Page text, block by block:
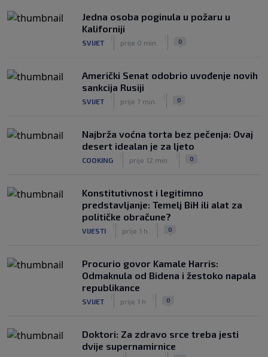
se pitaju gdje je i šta radi (VIDEO)
OSTALI SPORTOVI prije 5 h
Jedna osoba poginula u požaru u
Kaliforniji
SVIJET prije 0 min. 0
Američki Senat odobrio uvođenje novih
sankcija Rusiji
SVIJET prije 7 min. 0
Najbrža voćna torta bez pečenja: Ovaj
desert idealan je za ljeto
COOKING prije 12 min. 0
Konstitutivnost i legitimno
predstavljanje: Temelj BiH ili alat za
političke obračune?
VIJESTI prije 1 h 0
Procurio govor Kamale Harris:
Odmaknula od Bidena i žestoko napala
republikance
SVIJET prije 1 h 0
Doktori: Za zdravo srce treba jesti
dvije supernamirnice